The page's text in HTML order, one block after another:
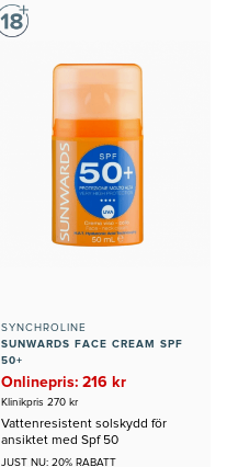
SYNCHROLINE
SUNWARDS FACE CREAM SPF
50+
Onlinepris: 216 kr
Klinikpris 270 kr
Vattenresistent solskydd för
ansiktet med Spf 50
JUST NU: 20% RABATT